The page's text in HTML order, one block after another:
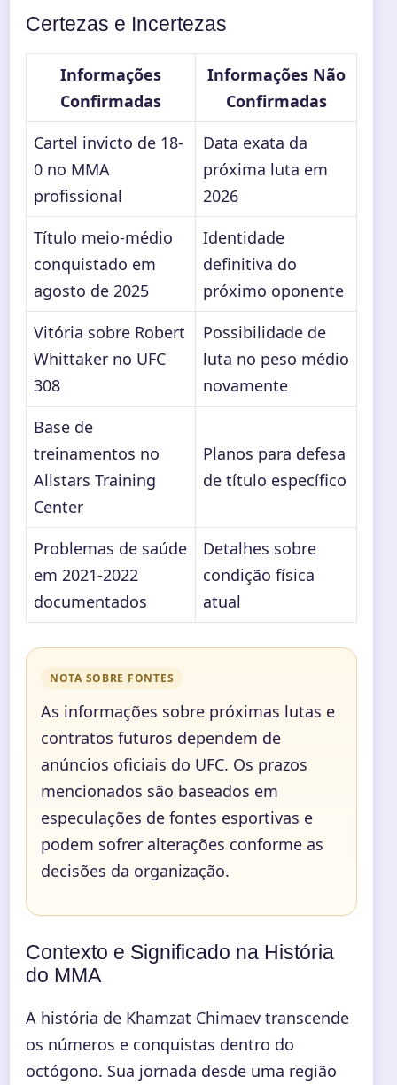
Certezas e Incertezas
Informações
Confirmadas
Informações Não
Confirmadas
Cartel invicto de 18-
0 no MMA
profissional
Data exata da
próxima luta em
2026
Título meio-médio
conquistado em
agosto de 2025
Identidade
definitiva do
próximo oponente
Vitória sobre Robert
Whittaker no UFC
308
Possibilidade de
luta no peso médio
novamente
Base de
treinamentos no
Allstars Training
Center
Planos para defesa
de título específico
Problemas de saúde
em 2021-2022
documentados
Detalhes sobre
condição física
atual
NOTA SOBRE FONTES
As informações sobre próximas lutas e
contratos futuros dependem de
anúncios oficiais do UFC. Os prazos
mencionados são baseados em
especulações de fontes esportivas e
podem sofrer alterações conforme as
decisões da organização.
Contexto e Significado na História
do MMA
A história de Khamzat Chimaev transcende
os números e conquistas dentro do
octógono. Sua jornada desde uma região